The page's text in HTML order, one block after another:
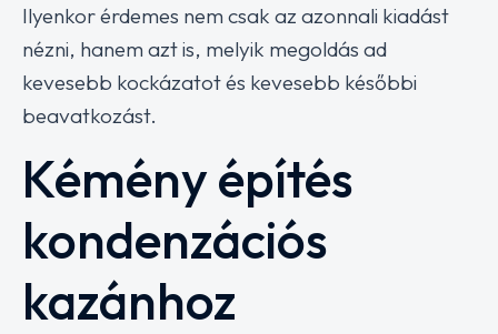
Ilyenkor érdemes nem csak az azonnali kiadást
nézni, hanem azt is, melyik megoldás ad
kevesebb kockázatot és kevesebb későbbi
beavatkozást.
Kémény építés
kondenzációs
kazánhoz